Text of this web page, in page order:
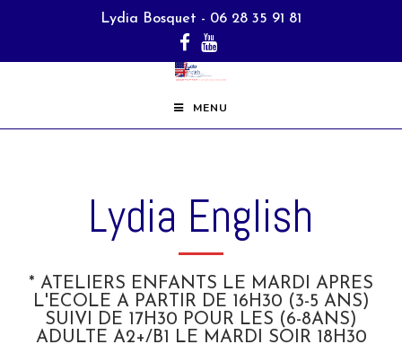
Lydia Bosquet - 06 28 35 91 81
MENU
Lydia English
* ATELIERS ENFANTS LE MARDI APRES
L'ECOLE A PARTIR DE 16H30 (3-5 ANS)
SUIVI DE 17H30 POUR LES (6-8ANS)
ADULTE A2+/B1 LE MARDI SOIR 18H30